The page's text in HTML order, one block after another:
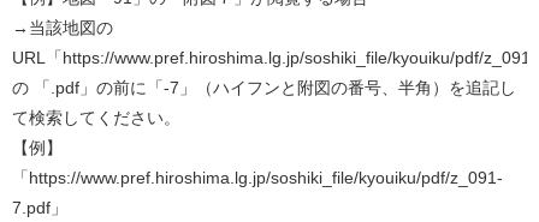
→当該地図の
URL「https://www.pref.hiroshima.lg.jp/soshiki_file/kyouiku/pdf/
の 「.pdf」の前に「-7」（ハイフンと附図の番号、半角）を追記し
て検索してください。
【例】
「https://www.pref.hiroshima.lg.jp/soshiki_file/kyouiku/pdf/z_091-
7.pdf」